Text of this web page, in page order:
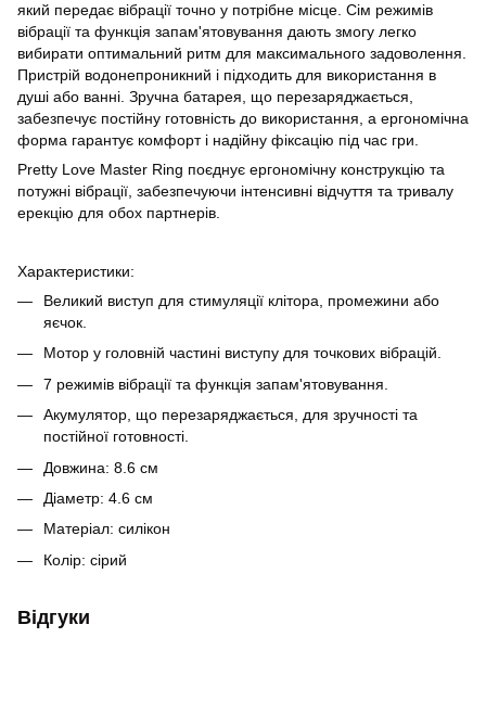
який передає вібрації точно у потрібне місце. Сім режимів
вібрації та функція запам'ятовування дають змогу легко
вибирати оптимальний ритм для максимального задоволення.
Пристрій водонепроникний і підходить для використання в
душі або ванні. Зручна батарея, що перезаряджається,
забезпечує постійну готовність до використання, а ергономічна
форма гарантує комфорт і надійну фіксацію під час гри.
Pretty Love Master Ring поєднує ергономічну конструкцію та
потужні вібрації, забезпечуючи інтенсивні відчуття та тривалу
ерекцію для обох партнерів.
Характеристики:
Великий виступ для стимуляції клітора, промежини або
яєчок.
Мотор у головній частині виступу для точкових вібрацій.
7 режимів вібрації та функція запам'ятовування.
Акумулятор, що перезаряджається, для зручності та
постійної готовності.
Довжина: 8.6 см
Діаметр: 4.6 см
Матеріал: силікон
Колір: сірий
Відгуки